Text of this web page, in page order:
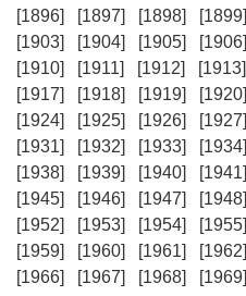
[1896]
[1897] [1898] [1899]
[1903]
[1904] [1905] [1906]
[1910]
[1911] [1912] [1913]
[1917]
[1918] [1919] [1920]
[1924]
[1925] [1926] [1927]
[1931]
[1932] [1933] [1934]
[1938]
[1939] [1940] [1941]
[1945]
[1946] [1947] [1948]
[1952]
[1953] [1954] [1955]
[1959]
[1960] [1961] [1962]
[1966]
[1967] [1968] [1969]